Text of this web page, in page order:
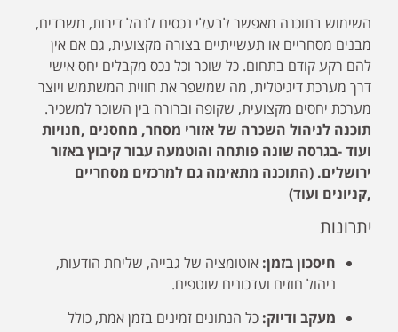
השימוש בתוכנה מאפשר לבעלי נכסים לנהל דירות, משרדים,
מבנים מסחריים או תעשייתיים בצורה מקצועית, גם אם אין
להם רקע קודם בתחום. כל שוכר וכל נכס מקבלים יחס אישי
דרך מערכת דיגיטלית, מה שמשפר את חווית המשתמש ויוצר
מערכת יחסים מקצועית, שקופה וברורה בין השוכר למשכיר.
תוכנה לניהול השכרה של אזורי מסחר, מחסנים ,חנויות
ועוד -בגרסה שונה פותחה והוטמעה עבור קיבוץ באזור
ירושלים. (התוכנה מתאימה גם למרכזים מסחריים
,קניונים ועוד)
יתרונות
חיסכון בזמן: אוטומציה של גבייה, שליחת הודעות,
ניהול חוזים ועדכונים שוטפים.
מעקב ודיוק: כל הנתונים זמינים בזמן אמת, כולל